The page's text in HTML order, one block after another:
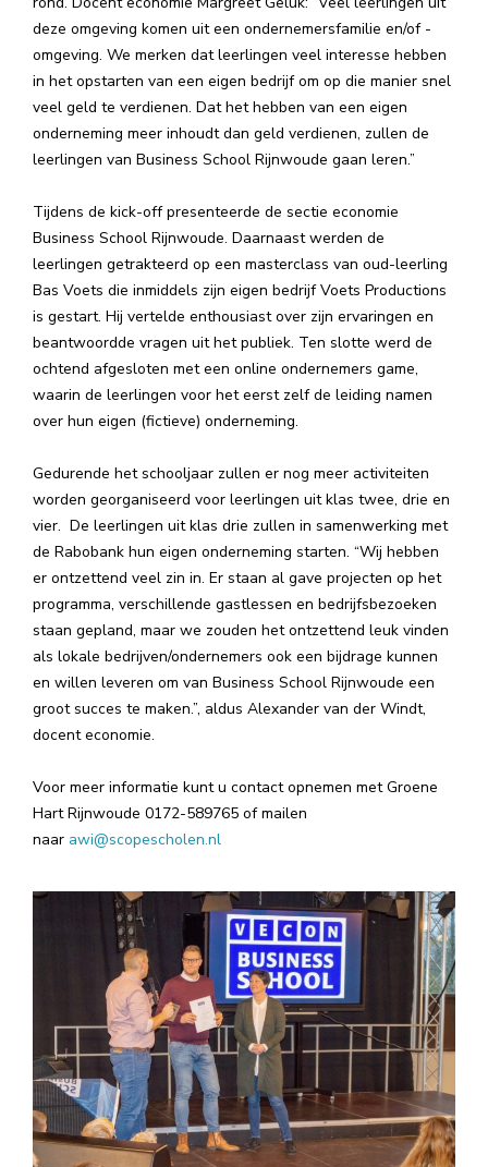
deze omgeving komen uit een ondernemersfamilie en/of -
omgeving. We merken dat leerlingen veel interesse hebben
in het opstarten van een eigen bedrijf om op die manier snel
veel geld te verdienen. Dat het hebben van een eigen
onderneming meer inhoudt dan geld verdienen, zullen de
leerlingen van Business School Rijnwoude gaan leren.”
Tijdens de kick-off presenteerde de sectie economie
Business School Rijnwoude. Daarnaast werden de
leerlingen getrakteerd op een masterclass van oud-leerling
Bas Voets die inmiddels zijn eigen bedrijf Voets Productions
is gestart. Hij vertelde enthousiast over zijn ervaringen en
beantwoordde vragen uit het publiek. Ten slotte werd de
ochtend afgesloten met een online ondernemers game,
waarin de leerlingen voor het eerst zelf de leiding namen
over hun eigen (fictieve) onderneming.
Gedurende het schooljaar zullen er nog meer activiteiten
worden georganiseerd voor leerlingen uit klas twee, drie en
vier. De leerlingen uit klas drie zullen in samenwerking met
de Rabobank hun eigen onderneming starten. “Wij hebben
er ontzettend veel zin in. Er staan al gave projecten op het
programma, verschillende gastlessen en bedrijfsbezoeken
staan gepland, maar we zouden het ontzettend leuk vinden
als lokale bedrijven/ondernemers ook een bijdrage kunnen
en willen leveren om van Business School Rijnwoude een
groot succes te maken.”, aldus Alexander van der Windt,
docent economie.
Voor meer informatie kunt u contact opnemen met Groene
Hart Rijnwoude 0172-589765 of mailen
naar awi@scopescholen.nl